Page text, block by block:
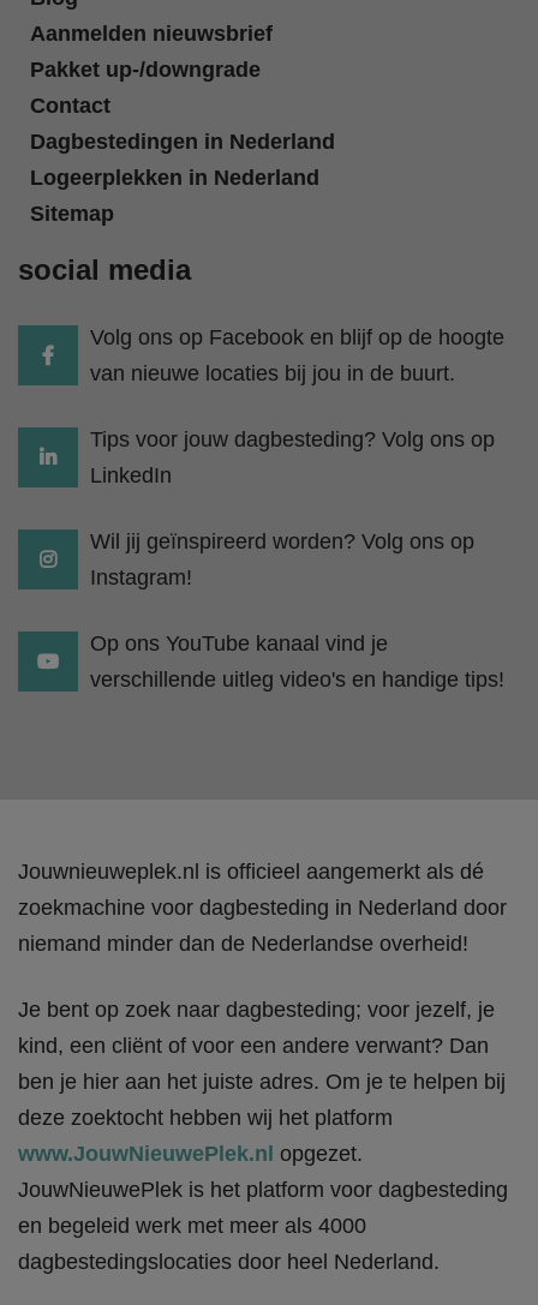
Aanmelden nieuwsbrief
Pakket up-/downgrade
Contact
Dagbestedingen in Nederland
Logeerplekken in Nederland
Sitemap
social media
Volg ons op Facebook en blijf op de hoogte
van nieuwe locaties bij jou in de buurt.
Tips voor jouw dagbesteding? Volg ons op
LinkedIn
Wil jij geïnspireerd worden? Volg ons op
Instagram!
Op ons YouTube kanaal vind je
verschillende uitleg video's en handige tips!
Jouwnieuweplek.nl is officieel aangemerkt als dé
zoekmachine voor dagbesteding in Nederland door
niemand minder dan de Nederlandse overheid!
Je bent op zoek naar dagbesteding; voor jezelf, je
kind, een cliënt of voor een andere verwant? Dan
ben je hier aan het juiste adres. Om je te helpen bij
deze zoektocht hebben wij het platform
www.JouwNieuwePlek.nl opgezet.
JouwNieuwePlek is het platform voor dagbesteding
en begeleid werk met meer als 4000
dagbestedingslocaties door heel Nederland.